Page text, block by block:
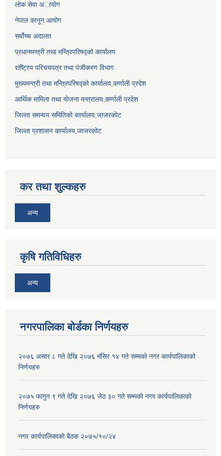
लाेक सेवा अायाेग
नेपाल कानून आयोग
सर्वाेच्च अदालत
प्रधानमन्त्री तथा मन्त्रिपरिषद्को कार्यालय
राष्ट्रिय परिचयपत्र तथा पंजीकरण विभाग
मुख्यमन्त्री तथा मन्त्रिपरिषद्को कार्यालय,कर्णाली प्रदेश
आर्थिक मामिला तथा योजना मन्त्रालय,कर्णाली प्रदेश
जिल्ला समन्वय समितिको कार्यालय,जाजरकाेट
जिल्ला प्रशासन कार्यालय,जाजरकोट
कर तथा शुल्कहरु
अन्य
कृषि गतिविधिहरु
अन्य
नगरपालिका बोर्डका निर्णयहरु
२०७६ असार ८ गते देखि २०७६ मंसिर १४ गते सम्मको नगर कार्यपालिकाको
निर्णयहरु
२०७५ फागुन ९ गते देखि २०७६ जेठ ३० गते सम्मको नगर कार्यपालिकाको
निर्णयहरु
नगर कार्यपालिकाकाे बैठक २०७५/१०/२४